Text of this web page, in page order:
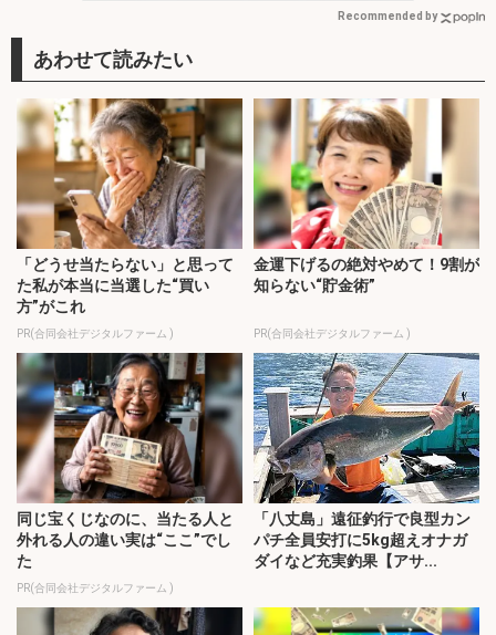
Recommended by
「どうせ当たらない」と思って
た私が本当に当選した“買い
方”がこれ
PR(合同会社デジタルファーム )
金運下げるの絶対やめて！9割が
知らない“貯金術”
PR(合同会社デジタルファーム )
同じ宝くじなのに、当たる人と
外れる人の違い実は“ここ”でし
た
PR(合同会社デジタルファーム )
「八丈島」遠征釣行で良型カン
パチ全員安打に5kg超えオナガ
ダイなど充実釣果【アサ...